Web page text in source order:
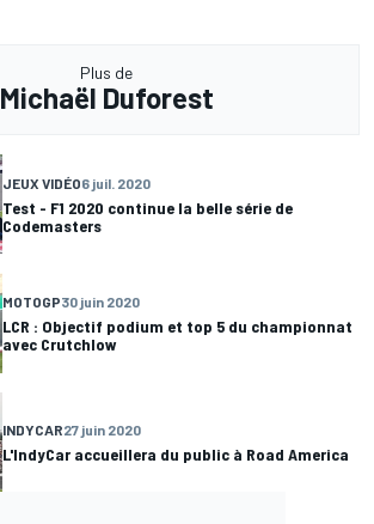
Plus de
Michaël Duforest
JEUX VIDÉO6 juil. 2020
Test - F1 2020 continue la belle série de
Codemasters
MOTOGP30 juin 2020
LCR : Objectif podium et top 5 du championnat
avec Crutchlow
INDYCAR27 juin 2020
L'IndyCar accueillera du public à Road America